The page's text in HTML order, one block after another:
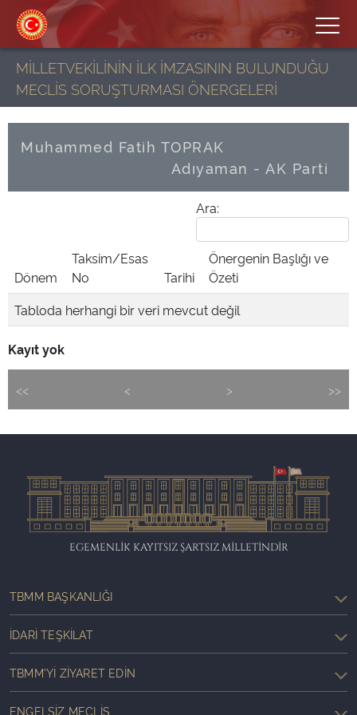
MİLLETVEKİLİNİN İLK İMZASININ BULUNDUĞU
MECLİS SORUŞTURMASI ÖNERGELERİ
Muhammed Fatih TOPRAK
Adıyaman - AK Parti
Ara:
Dönem
Taksim/Esas
No
Tarihi
Önergenin Başlığı ve
Özeti
Tabloda herhangi bir veri mevcut değil
Kayıt yok
<< < > >>
EGEMENLİK KAYITSIZ ŞARTSIZ MİLLETİNDİR
TBMM BAŞKANLIĞI
İDARI TEŞKILAT
TBMM'YI ZIYARET EDIN
ENGELSIZ MECLIS